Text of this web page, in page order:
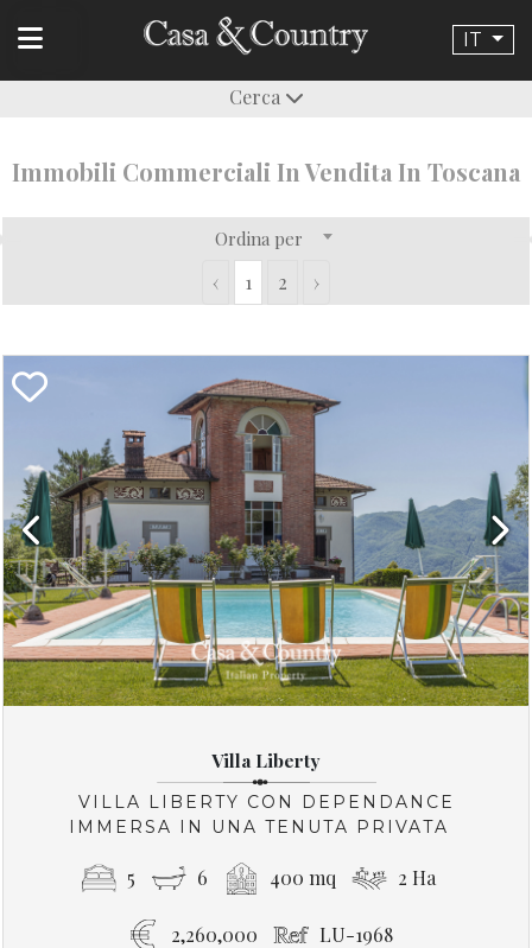
IT
Cerca
Immobili Commerciali In Vendita In Toscana
Ordina per
‹ 1 2 ›
Previous Next
Villa Liberty
VILLA LIBERTY CON DEPENDANCE
IMMERSA IN UNA TENUTA PRIVATA
5 6 400 mq 2 Ha
2,260,000 LU-1968